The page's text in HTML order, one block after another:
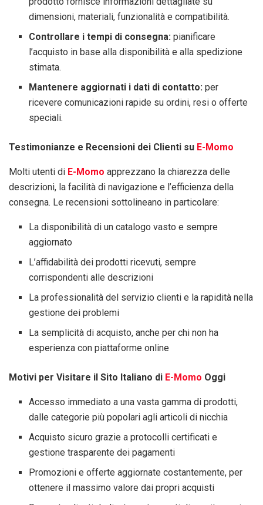
dimensioni, materiali, funzionalità e compatibilità.
Controllare i tempi di consegna: pianificare
l’acquisto in base alla disponibilità e alla spedizione
stimata.
Mantenere aggiornati i dati di contatto: per
ricevere comunicazioni rapide su ordini, resi o offerte
speciali.
Testimonianze e Recensioni dei Clienti su E-Momo
Molti utenti di E-Momo apprezzano la chiarezza delle
descrizioni, la facilità di navigazione e l’efficienza della
consegna. Le recensioni sottolineano in particolare:
La disponibilità di un catalogo vasto e sempre
aggiornato
L’affidabilità dei prodotti ricevuti, sempre
corrispondenti alle descrizioni
La professionalità del servizio clienti e la rapidità nella
gestione dei problemi
La semplicità di acquisto, anche per chi non ha
esperienza con piattaforme online
Motivi per Visitare il Sito Italiano di E-Momo Oggi
Accesso immediato a una vasta gamma di prodotti,
dalle categorie più popolari agli articoli di nicchia
Acquisto sicuro grazie a protocolli certificati e
gestione trasparente dei pagamenti
Promozioni e offerte aggiornate costantemente, per
ottenere il massimo valore dai propri acquisti